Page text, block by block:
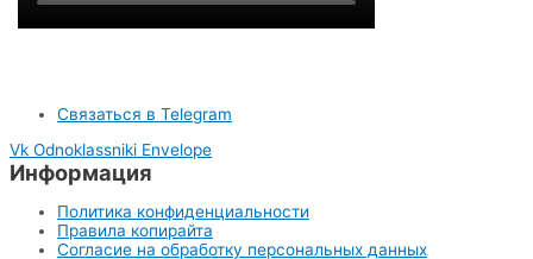
Связаться в Telegram
Vk Odnoklassniki Envelope
Информация
Политика конфиденциальности
Правила копирайта
Согласие на обработку персональных данных